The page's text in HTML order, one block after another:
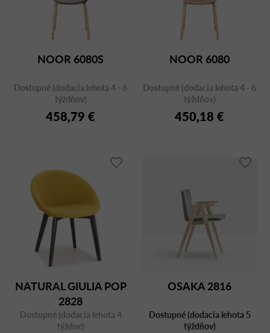
NOOR 6080S
Dostupné (dodacia lehota 4 - 6
týždňov)
458,79 €
NOOR 6080
Dostupné (dodacia lehota 4 - 6
týždňov)
450,18 €
NATURAL GIULIA POP
2828
Dostupné (dodacia lehota 4
týždne)
OSAKA 2816
Dostupné (dodacia lehota 5
týždňov)